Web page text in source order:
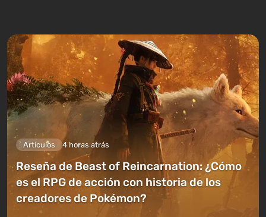
Artículos 4 horas atrás
Reseña de Beast of Reincarnation: ¿Cómo
es el RPG de acción con historia de los
creadores de Pokémon?